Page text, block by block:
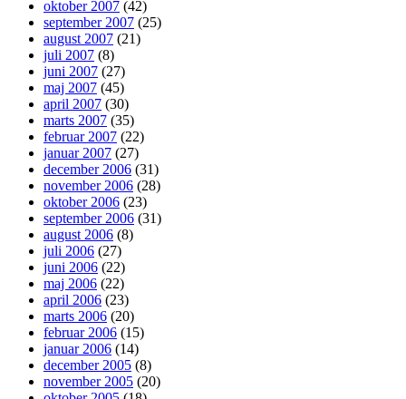
oktober 2007 (42)
september 2007 (25)
august 2007 (21)
juli 2007 (8)
juni 2007 (27)
maj 2007 (45)
april 2007 (30)
marts 2007 (35)
februar 2007 (22)
januar 2007 (27)
december 2006 (31)
november 2006 (28)
oktober 2006 (23)
september 2006 (31)
august 2006 (8)
juli 2006 (27)
juni 2006 (22)
maj 2006 (22)
april 2006 (23)
marts 2006 (20)
februar 2006 (15)
januar 2006 (14)
december 2005 (8)
november 2005 (20)